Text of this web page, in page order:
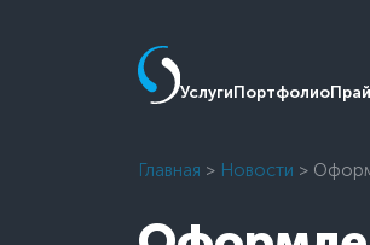
УслугиПортфолио
Главная > Новости >